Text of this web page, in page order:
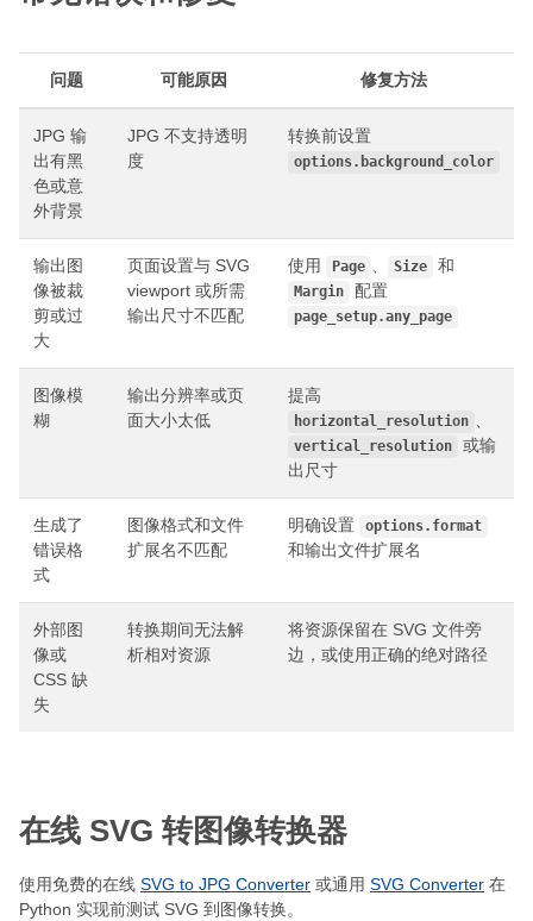
问题 可能原因 修复方法
JPG 输
出有黑
色或意
外背景
JPG 不支持透明
度
转换前设置
options.background_color
输出图
像被裁
剪或过
大
页面设置与 SVG
viewport 或所需
输出尺寸不匹配
使用 Page 、 Size 和
Margin 配置
page_setup.any_page
图像模
糊
输出分辨率或页
面大小太低
提高
horizontal_resolution 、
vertical_resolution
或输
出尺寸
生成了
错误格
式
图像格式和文件
扩展名不匹配
明确设置 options.format
和输出文件扩展名
外部图
像或
CSS 缺
失
转换期间无法解
析相对资源
将资源保留在 SVG 文件旁
边，或使用正确的绝对路径
在线 SVG 转图像转换器
使用免费的在线 SVG to JPG Converter 或通用 SVG Converter 在
Python 实现前测试 SVG 到图像转换。